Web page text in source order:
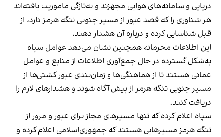
دریایی و سامانه‌های هوایی مجهزند و به‌تازگی ماموریت یافته‌اند
هر شناوری را که قصد عبور از مسیر جنوبی تنگه هرمز دارد، از
قبل شناسایی کرده و درباره آن هشدار دهند.
این اطلاعات محرمانه همچنین نشان می‌دهد عوامل سپاه
به‌شکل گسترده در حال جمع‌آوری اطلاعات از منابع و عوامل
عمانی هستند تا از هماهنگی‌ها و زمان‌بندی عبور کشتی‌ها از
مسیر جنوبی تنگه هرمز از پیش آگاه شوند و هشدارهای لازم را
دریافت کنند.
سپاه اعلام کرده که تنها مسیرهای مجاز برای عبور و مرور از
تنگه هرمز مسیرهایی هستند که جمهوری‌اسلامی اعلام کرده و